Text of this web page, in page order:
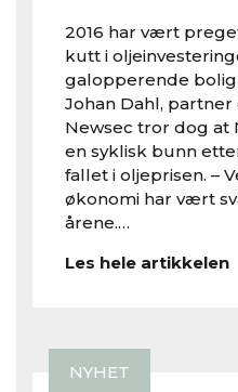
2016 har vært
kutt i
galopperende
Johan Dahl,
Newsec tror dog
en syklisk bunn
fallet i oljeprisen. –
økonomi har vært
årene.…
Les hele artikkelen
NYHET